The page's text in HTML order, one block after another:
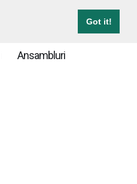
Got it!
Ansambluri